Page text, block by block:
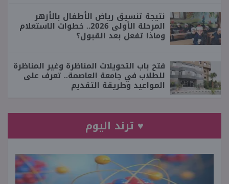
نتيجة تنسيق رياض الأطفال بالأزهر
المرحلة الأولى 2026.. خطوات الاستعلام
وماذا تفعل بعد القبول؟
فتح باب التحويلات المناظرة وغير المناظرة
للطلاب في جامعة العاصمة.. تعرف على
المواعيد وطريقة التقديم
♥ ترند اليوم